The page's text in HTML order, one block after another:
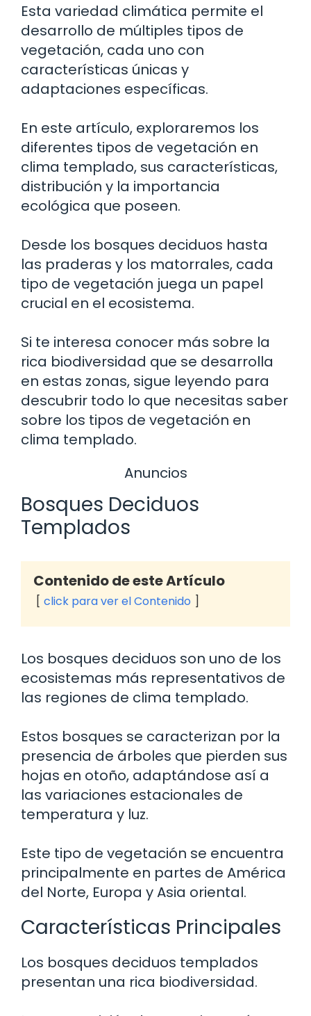
Esta variedad climática permite el
desarrollo de múltiples tipos de
vegetación, cada uno con
características únicas y
adaptaciones específicas.
En este artículo, exploraremos los
diferentes tipos de vegetación en
clima templado, sus características,
distribución y la importancia
ecológica que poseen.
Desde los bosques deciduos hasta
las praderas y los matorrales, cada
tipo de vegetación juega un papel
crucial en el ecosistema.
Si te interesa conocer más sobre la
rica biodiversidad que se desarrolla
en estas zonas, sigue leyendo para
descubrir todo lo que necesitas saber
sobre los tipos de vegetación en
clima templado.
Anuncios
Bosques Deciduos
Templados
Contenido de este Artículo
click para ver el Contenido
Los bosques deciduos son uno de los
ecosistemas más representativos de
las regiones de clima templado.
Estos bosques se caracterizan por la
presencia de árboles que pierden sus
hojas en otoño, adaptándose así a
las variaciones estacionales de
temperatura y luz.
Este tipo de vegetación se encuentra
principalmente en partes de América
del Norte, Europa y Asia oriental.
Características Principales
Los bosques deciduos templados
presentan una rica biodiversidad.